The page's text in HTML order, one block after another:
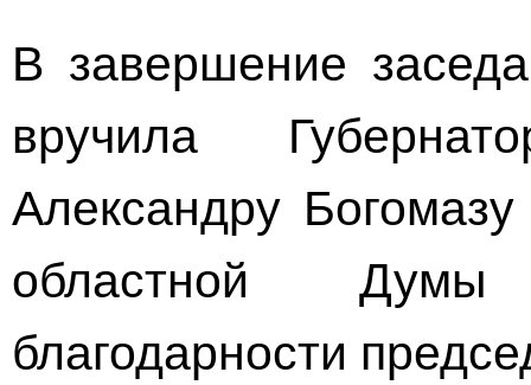
В завершение
вручила
Александру
областной
благодарности